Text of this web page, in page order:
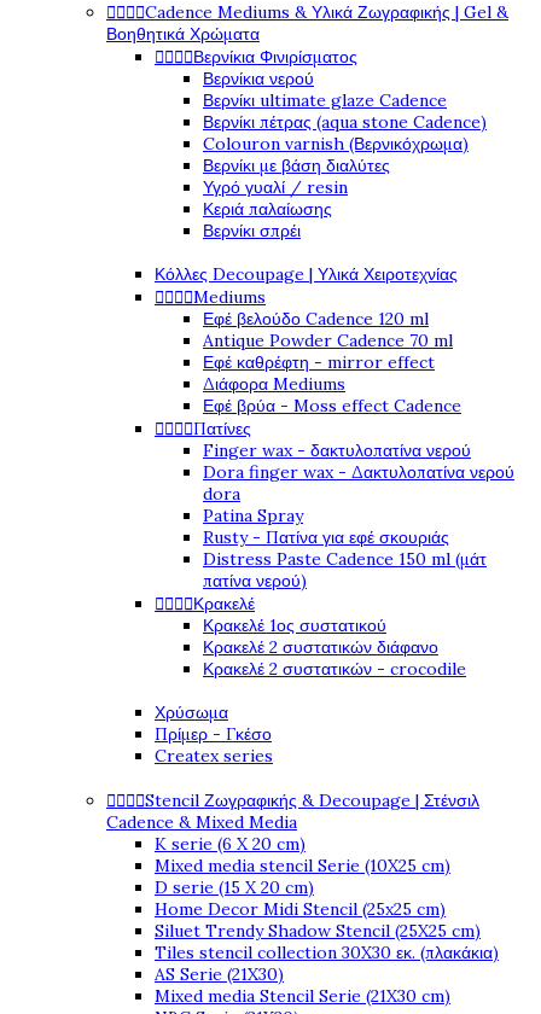
Cadence Mediums & Υλικά Ζωγραφικής | Gel &
Βοηθητικά Χρώματα
Βερνίκια Φινιρίσματος
Βερνίκια νερού
Βερνίκι ultimate glaze Cadence
Βερνίκι πέτρας (aqua stone Cadence)
Colouron varnish (Βερνικόχρωμα)
Βερνίκι με βάση διαλύτες
Υγρό γυαλί / resin
Κεριά παλαίωσης
Βερνίκι σπρέι
Κόλλες Decoupage | Υλικά Χειροτεχνίας
Mediums
Εφέ βελούδο Cadence 120 ml
Antique Powder Cadence 70 ml
Εφέ καθρέφτη - mirror effect
Διάφορα Mediums
Εφέ βρύα - Moss effect Cadence
Πατίνες
Finger wax - δακτυλοπατίνα νερού
Dora finger wax - Δακτυλοπατίνα νερού
dora
Patina Spray
Rusty - Πατίνα για εφέ σκουριάς
Distress Paste Cadence 150 ml (μάτ
πατίνα νερού)
Κρακελέ
Κρακελέ 1ος συστατικού
Κρακελέ 2 συστατικών διάφανο
Κρακελέ 2 συστατικών - crocodile
Χρύσωμα
Πρίμερ - Γκέσο
Createx series
Stencil Ζωγραφικής & Decoupage | Στένσιλ
Cadence & Mixed Media
K serie (6 X 20 cm)
Mixed media stencil Serie (10X25 cm)
D serie (15 X 20 cm)
Home Decor Midi Stencil (25x25 cm)
Siluet Trendy Shadow Stencil (25X25 cm)
Tiles stencil collection 30X30 εκ. (πλακάκια)
AS Serie (21X30)
Mixed media Stencil Serie (21X30 cm)